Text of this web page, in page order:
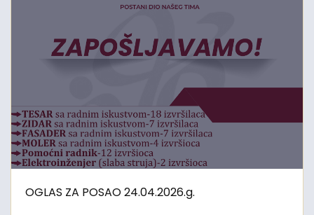
OGLAS ZA POSAO 24.04.2026.g.